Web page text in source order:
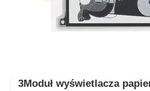
3Moduł wyświetlacza